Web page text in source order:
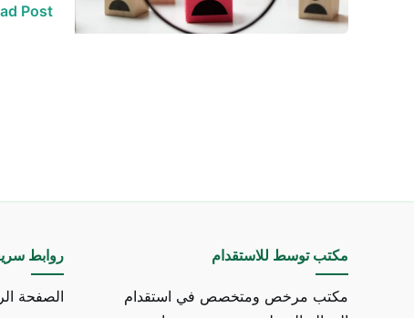
Post »
مكتب توسط للاستقدام
مكتب مرخص ومتخصص في استقدام
روابط
الصفحة